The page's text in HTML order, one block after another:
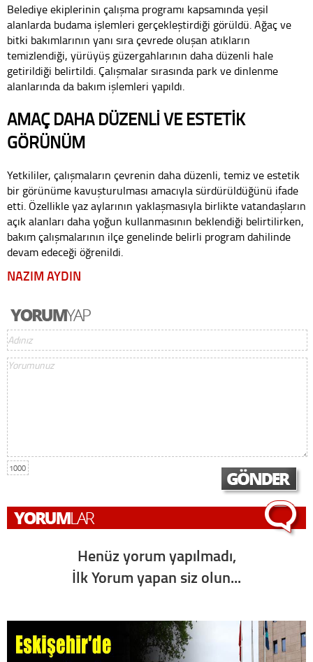
Belediye ekiplerinin çalışma programı kapsamında yeşil
alanlarda budama işlemleri gerçekleştirdiği görüldü. Ağaç ve
bitki bakımlarının yanı sıra çevrede oluşan atıkların
temizlendiği, yürüyüş güzergahlarının daha düzenli hale
getirildiği belirtildi. Çalışmalar sırasında park ve dinlenme
alanlarında da bakım işlemleri yapıldı.
AMAÇ DAHA DÜZENLİ VE ESTETİK
GÖRÜNÜM
Yetkililer, çalışmaların çevrenin daha düzenli, temiz ve estetik
bir görünüme kavuşturulması amacıyla sürdürüldüğünü ifade
etti. Özellikle yaz aylarının yaklaşmasıyla birlikte vatandaşların
açık alanları daha yoğun kullanmasının beklendiği belirtilirken,
bakım çalışmalarının ilçe genelinde belirli program dahilinde
devam edeceği öğrenildi.
NAZIM AYDIN
1000
Henüz yorum yapılmadı,
İlk Yorum yapan siz olun...